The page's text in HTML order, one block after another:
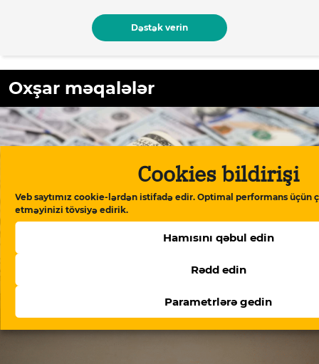
Cookies bildirişi
Veb saytımız cookie-lərdən istifadə edir. Optimal performans üçün
etməyinizi tövsiyə edirik.
Hamısını qəbul edin
Rədd edin
Parametrlərə gedin
Dəstək verin
Oxşar məqalələr
Əhali dollardan uzaqlaşır: bankların isə dollar satışı
kəskin aşağı düşüb